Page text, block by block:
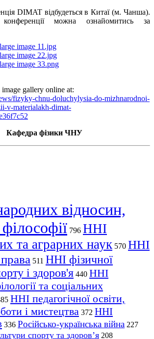
DIMAT відбудеться в Китаї (м. Чанша).
можна ознайомитись за
gallery online at:
fizyky-chnu-doluchylysia-do-mizhnarodnoi-
v-materialakh-dimat-
Кафедра фізики ЧНУ
відносин,
філософії 796 ННІ
та аграрних наук 570 ННІ
511 ННІ фізичної
і здоров'я 440 ННІ
та соціальних
ННІ педагогічної освіти,
і мистецтва 372 ННІ
336 Російсько-українська війна 227
спорту та здоров’я 208